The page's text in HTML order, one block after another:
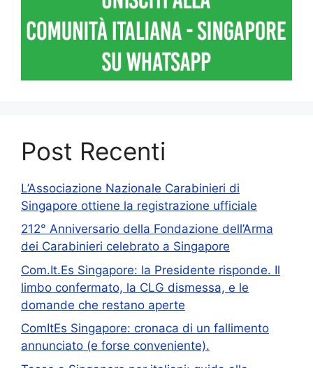
Post Recenti
L’Associazione Nazionale Carabinieri di
Singapore ottiene la registrazione ufficiale
212° Anniversario della Fondazione dell’Arma
dei Carabinieri celebrato a Singapore
Com.It.Es Singapore: la Presidente risponde. Il
limbo confermato, la CLG dismessa, e le
domande che restano aperte
ComItEs Singapore: cronaca di un fallimento
annunciato (e forse conveniente).